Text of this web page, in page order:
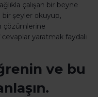
çalışan bir beyne
şeyler okuyup,
çözümlerine
yaratmak faydalı
ve bu